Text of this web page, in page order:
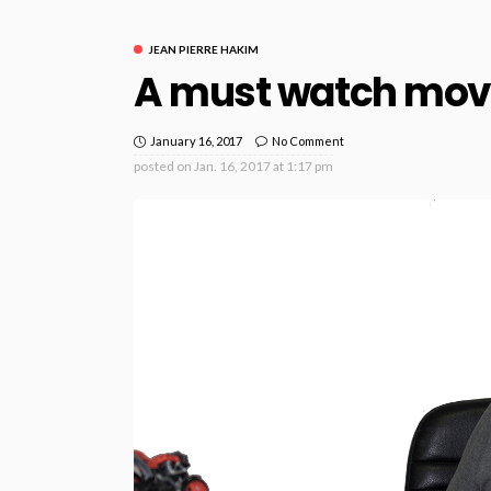
JEAN PIERRE HAKIM
A must watch
January 16, 2017 No Comment
posted on Jan. 16, 2017 at 1:17 pm